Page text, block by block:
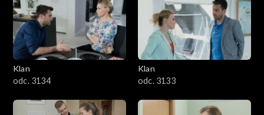
Klan
odc. 3134
Klan
odc. 3133